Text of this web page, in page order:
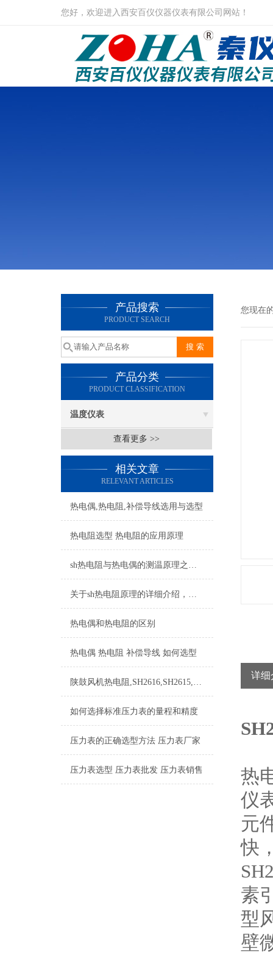
您好，欢迎进入西安百仪仪器仪表有限公司网站！
产品搜索
PRODUCT SEARCH
产品分类
PRODUCT CLASSIFICATION
温度仪表
查看更多 >>
相关文章
RELEVANT ARTICLES
热电偶,热电阻,补偿导线选用与选型
热电阻选型 热电阻的应用原理
sh热电阻与热电偶的测温原理之间的不同
关于sh热电阻原理的详细介绍，记得收藏哦
热电偶和热电阻的区别
热电偶 热电阻 补偿导线 如何选型
陕鼓风机热电阻,SH2616,SH2615,SH2620,SH2621
如何选择标准压力表的量程和精度
压力表的正确选型方法 压力表厂家
压力表选型 压力表批发 压力表销售
您现在
详细
热
仪
元
快
素
型
壁